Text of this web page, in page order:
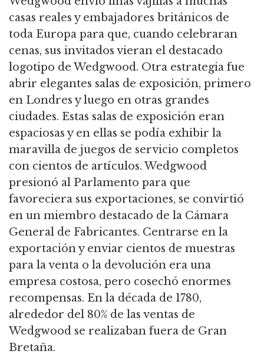
casas reales y embajadores británicos de
toda Europa para que, cuando celebraran
cenas, sus invitados vieran el destacado
logotipo de Wedgwood. Otra estrategia fue
abrir elegantes salas de exposición, primero
en Londres y luego en otras grandes
ciudades. Estas salas de exposición eran
espaciosas y en ellas se podía exhibir la
maravilla de juegos de servicio completos
con cientos de artículos. Wedgwood
presionó al Parlamento para que
favoreciera sus exportaciones, se convirtió
en un miembro destacado de la Cámara
General de Fabricantes. Centrarse en la
exportación y enviar cientos de muestras
para la venta o la devolución era una
empresa costosa, pero cosechó enormes
recompensas. En la década de 1780,
alrededor del 80% de las ventas de
Wedgwood se realizaban fuera de Gran
Bretaña.